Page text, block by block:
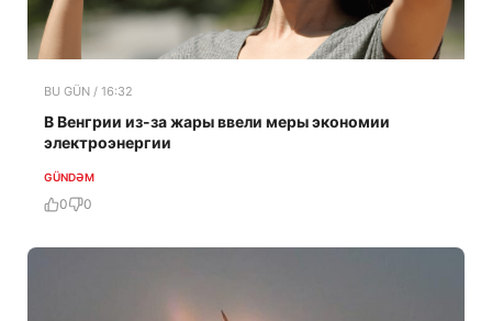
BU GÜN / 16:32
В Венгрии из-за жары ввели меры экономии
электроэнергии
GÜNDƏM
0 0